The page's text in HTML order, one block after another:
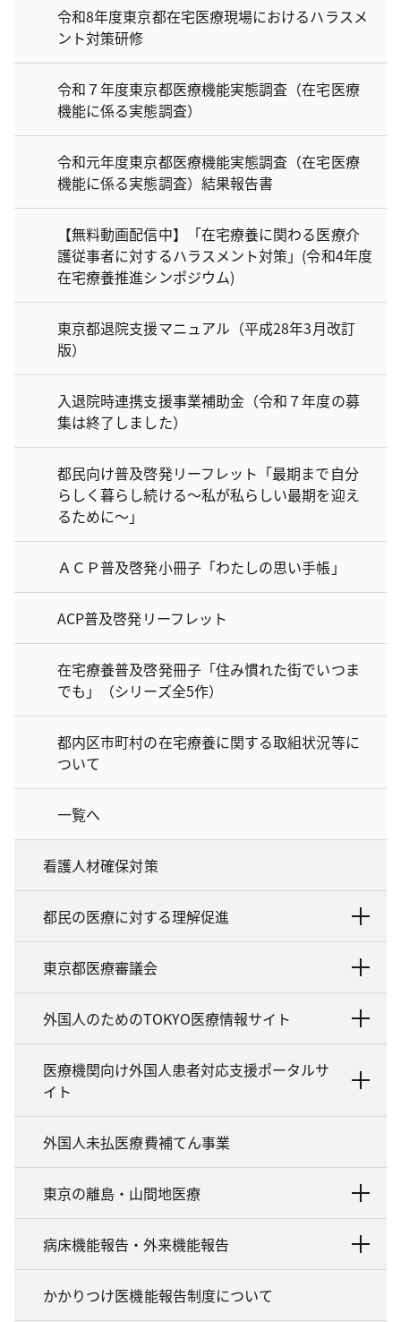
令和8年度東京都在宅医療現場におけるハラスメ
ント対策研修
令和７年度東京都医療機能実態調査（在宅医療
機能に係る実態調査）
令和元年度東京都医療機能実態調査（在宅医療
機能に係る実態調査）結果報告書
【無料動画配信中】「在宅療養に関わる医療介
護従事者に対するハラスメント対策」(令和4年度
在宅療養推進シンポジウム)
東京都退院支援マニュアル（平成28年3月改訂
版）
入退院時連携支援事業補助金（令和７年度の募
集は終了しました）
都民向け普及啓発リーフレット「最期まで自分
らしく暮らし続ける～私が私らしい最期を迎え
るために～」
ＡＣＰ普及啓発小冊子「わたしの思い手帳」
ACP普及啓発リーフレット
在宅療養普及啓発冊子「住み慣れた街でいつま
でも」（シリーズ全5作）
都内区市町村の在宅療養に関する取組状況等に
ついて
一覧へ
看護人材確保対策
都民の医療に対する理解促進
東京都医療審議会
外国人のためのTOKYO医療情報サイト
医療機関向け外国人患者対応支援ポータルサ
イト
外国人未払医療費補てん事業
東京の離島・山間地医療
病床機能報告・外来機能報告
かかりつけ医機能報告制度について